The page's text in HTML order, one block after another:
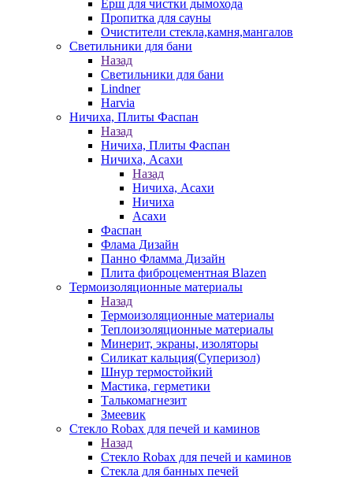
Ёрш для чистки дымохода
Пропитка для сауны
Очистители стекла,камня,мангалов
Светильники для бани
Назад
Светильники для бани
Lindner
Harvia
Ничиха, Плиты Фаспан
Назад
Ничиха, Плиты Фаспан
Ничиха, Асахи
Назад
Ничиха, Асахи
Ничиха
Асахи
Фаспан
Флама Дизайн
Панно Фламма Дизайн
Плита фиброцементная Blazen
Термоизоляционные материалы
Назад
Термоизоляционные материалы
Теплоизоляционные материалы
Минерит, экраны, изоляторы
Силикат кальция(Суперизол)
Шнур термостойкий
Мастика, герметики
Талькомагнезит
Змеевик
Стекло Robax для печей и каминов
Назад
Стекло Robax для печей и каминов
Стекла для банных печей